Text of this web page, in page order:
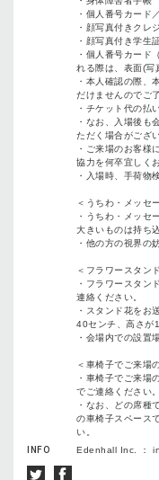
・個人番号カード
・顔写真付きクレ
・顔写真付き学生
・個人番号カード
れる際は、表面(写
・本人確認の際、
だけませんのでご
・チケット代の払
・なお、入場後も
ただく場合がござ
・ご来場のお客様
協力を何卒宜しく
・入場時、手荷物
＜うちわ・メッセ
・うちわ・メッセ
大きいものは持ち
・他の方の視界の
＜フラワースタン
・フラワースタン
連絡ください。
・スタンド花をお
40センチ、高さが
・会場内での設置
＜車椅子でご来場
・車椅子でご来場
でご連絡ください。
・なお、どの席種
の車椅子スペース
い。
INFO
Edenhall Inc. ：